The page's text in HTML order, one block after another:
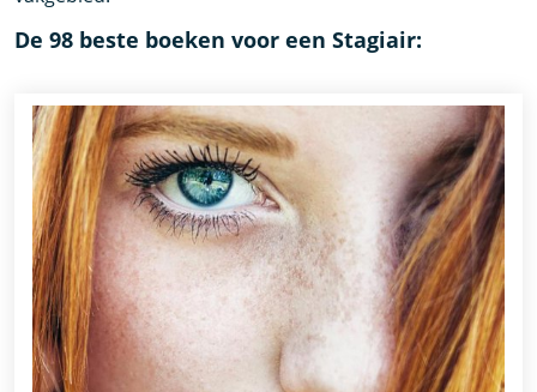
De 98 beste boeken voor een Stagiair: